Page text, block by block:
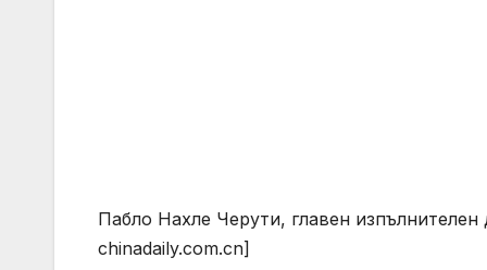
Пабло Нахле Черути, главен
chinadaily.com.cn]